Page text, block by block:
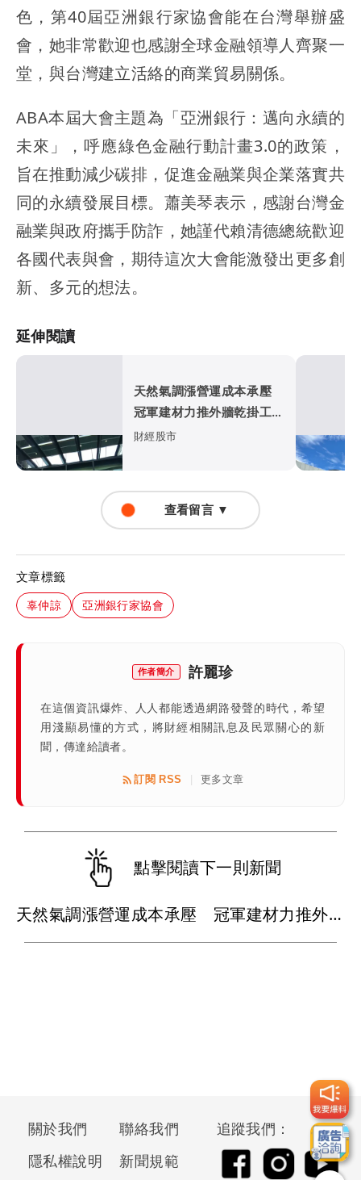
色，第40屆亞洲銀行家協會能在台灣舉辦盛
會，她非常歡迎也感謝全球金融領導人齊聚一
堂，與台灣建立活絡的商業貿易關係。
ABA本屆大會主題為「亞洲銀行：邁向永續的
未來」，呼應綠色金融行動計畫3.0的政策，
旨在推動減少碳排，促進金融業與企業落實共
同的永續發展目標。蕭美琴表示，感謝台灣金
融業與政府攜手防詐，她謹代賴清德總統歡迎
各國代表與會，期待這次大會能激發出更多創
新、多元的想法。
延伸閱讀
天然氣調漲營運成本承壓
冠軍建材力推外牆乾掛工法
打入科技廠房
財經股市
查看留言 ▼
文章標籤
辜仲諒 亞洲銀行家協會
作者簡介 許麗珍
在這個資訊爆炸、人人都能透過網路發聲的時代，希望
用淺顯易懂的方式，將財經相關訊息及民眾關心的新
聞，傳達給讀者。
訂閱 RSS 更多文章
點擊閱讀下一則新聞
天然氣調漲營運成本承壓 冠軍建材力推外牆乾掛工法打入科技廠房
關於我們
聯絡我們
隱私權說明
新聞規範
追蹤我們：